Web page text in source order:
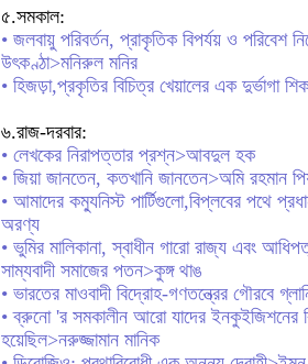
৫.সমকাল:
• জলবায়ু পরিবর্তন, প্রাকৃতিক বিপর্যয় ও পরিবেশ
উৎকণ্ঠা>মনিরুল মনির
• হিজড়া,প্রকৃতির বিচিত্র খেয়ালের এক দুর্ভাগা
৬.রাজ-দরবার:
• লেখকের নিরাপত্তার প্রশ্ন>আবদুল হক
• জিয়া জানতেন, কতখানি জানতেন>অমি রহমান
• আমাদের কম্যুনিস্ট পার্টিগুলো,বিপ্লবের পথে
অরণ্য
• ভুমির মালিকানা, স্বাধীন গারো রাজ্য এবং
সাম্যবাদী সমাজের পতন>কুঙ্গ থাঙ
• ভারতের মাওবাদী বিদ্রোহ-গণতন্ত্রের গৌরবে
• ব্রুনো 'র সমকালীন আরো যাদের ইনকুইজিশনের
হয়েছিল>নরুজ্জামান মানিক